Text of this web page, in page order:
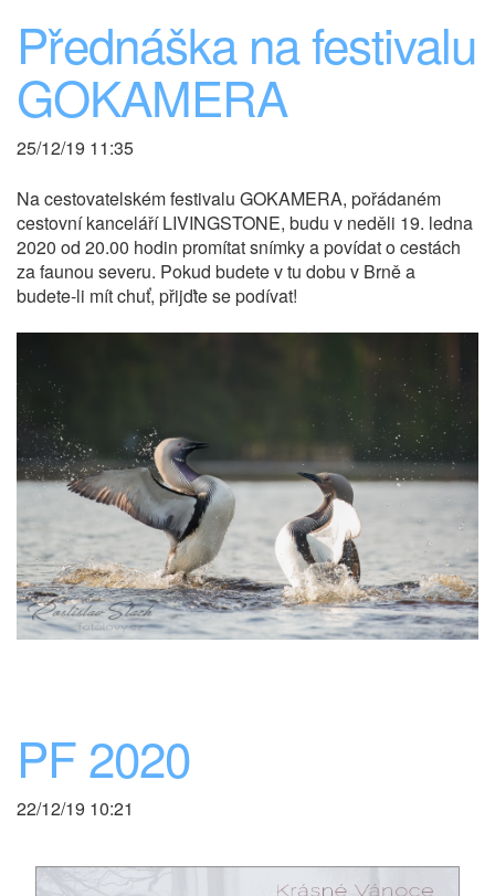
Přednáška na festivalu
GOKAMERA
25/12/19 11:35
Na cestovatelském festivalu GOKAMERA, pořádaném
cestovní kanceláří LIVINGSTONE, budu v neděli 19. ledna
2020 od 20.00 hodin promítat snímky a povídat o cestách
za faunou severu. Pokud budete v tu dobu v Brně a
budete-li mít chuť, přijďte se podívat!
PF 2020
22/12/19 10:21